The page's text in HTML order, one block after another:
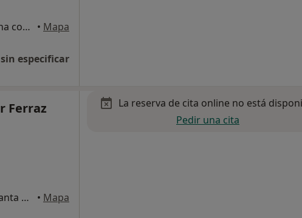
Calle San Vicente Ferrer 90 (Esquina con Méndez Núñez), Santa Cruz de Tenerife • Mapa
especificar
Ferraz
Calle la La Luna 4 (1º piso Pta 2), Santa Cruz de Tenerife • Mapa
La reserva de cita online no está
Pedir una cita